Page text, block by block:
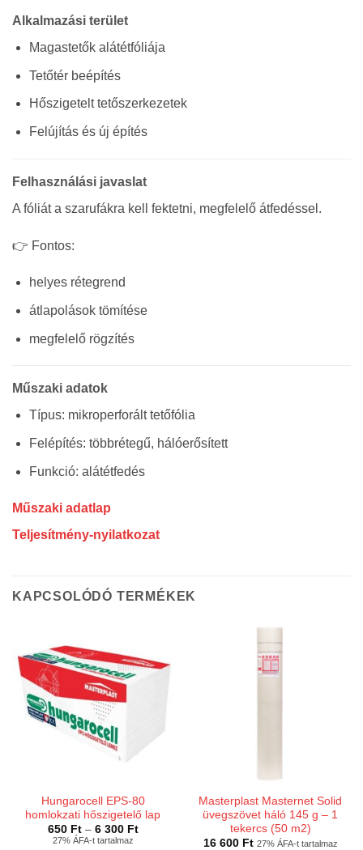
Alkalmazási terület
Magastetők alátétfóliája
Tetőtér beépítés
Hőszigetelt tetőszerkezetek
Felújítás és új építés
Felhasználási javaslat
A fóliát a szarufákra kell fektetni, megfelelő átfedéssel.
👉 Fontos:
helyes rétegrend
átlapolások tömítése
megfelelő rögzítés
Műszaki adatok
Típus: mikroperforált tetőfólia
Felépítés: többrétegű, hálóerősített
Funkció: alátétfedés
Műszaki adatlap
Teljesítmény-nyilatkozat
KAPCSOLÓDÓ TERMÉKEK
Hungarocell EPS-80
homlokzati hőszigetelő lap
650 Ft – 6 300 FtÁrtartomány:
27% ÁFA-t tartalmaz
Masterplast Masternet Solid
üvegszövet háló 145 g – 1
tekercs (50 m2)
16 600 Ft 27% ÁFA-t tartalmaz